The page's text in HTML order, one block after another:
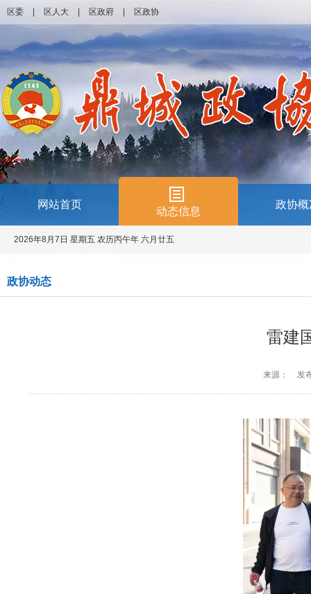
区委 区人大 区政府 区政协
网站首页
动态信息
政协概
2026年8月7日 星期五 农历丙午年 六月廿五
政协动态
雷建
来源： 发